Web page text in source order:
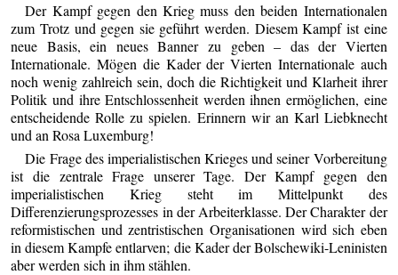
Der Kampf gegen den Krieg muss den beiden Internationalen
zum Trotz und gegen sie geführt werden. Diesem Kampf ist eine
neue Basis, ein neues Banner zu geben – das der Vierten
Internationale. Mögen die Kader der Vierten Internationale auch
noch wenig zahlreich sein, doch die Richtigkeit und Klarheit ihrer
Politik und ihre Entschlossenheit werden ihnen ermöglichen, eine
entscheidende Rolle zu spielen. Erinnern wir an Karl Liebknecht
und an Rosa Luxemburg!
Die Frage des imperialistischen Krieges und seiner Vorbereitung
ist die zentrale Frage unserer Tage. Der Kampf gegen den
imperialistischen Krieg steht im Mittelpunkt des
Differenzierungsprozesses in der Arbeiterklasse. Der Charakter der
reformistischen und zentristischen Organisationen wird sich eben
in diesem Kampfe entlarven; die Kader der Bolschewiki-Leninisten
aber werden sich in ihm stählen.